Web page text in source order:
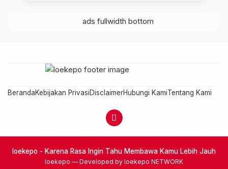
BerandaKebijakan PrivasiDisclaimerHubungi KamiTentang Kami
loekepo - Karena Rasa Ingin Tahu Membawa Kamu Lebih Jauh
loekepo — Developed by loekepo NETWORK